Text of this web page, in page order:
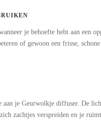
je behoefte hebt aan een
of gewoon een frisse,
aan je Geurwolkje diffuser. De
zachtjes verspreiden en je